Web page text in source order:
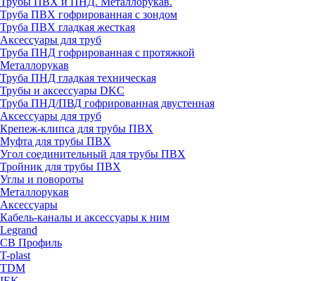
Труба ПВХ гофрированная с зондом
Труба ПВХ гладкая жесткая
Аксессуары для труб
Труба ПНД гофрированная с протяжкой
Металлорукав
Труба ПНД гладкая техническая
Трубы и аксессуары DKC
Труба ПНД/ПВД гофрированная двустенная
Аксессуары для труб
Крепеж-клипса для трубы ПВХ
Муфта для трубы ПВХ
Угол соединительный для трубы ПВХ
Тройник для трубы ПВХ
Углы и повороты
Металлорукав
Аксессуары
Кабель-каналы и аксессуары к ним
Legrand
СВ Профиль
T-plast
TDM